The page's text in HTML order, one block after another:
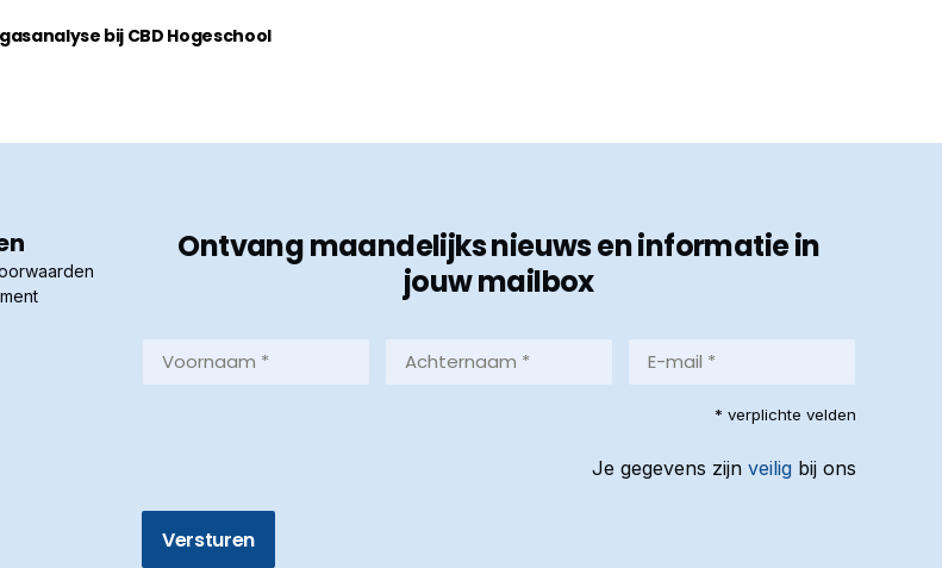
bij CBD Hogeschool
Ontvang maandelijks nieuws en informatie in
jouw mailbox
Achternaam
mail
* verplichte velden
Je gegevens zijn veilig bij ons